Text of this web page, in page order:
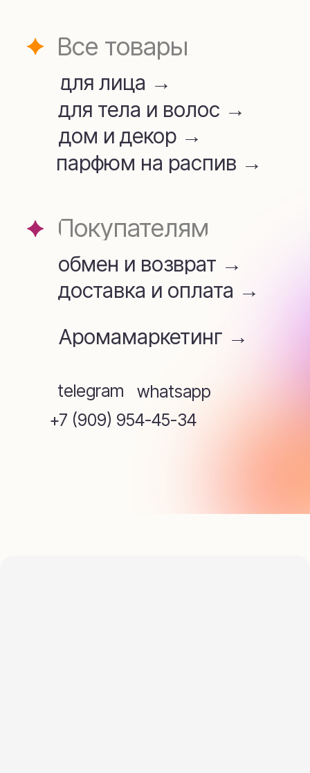
для тела и волос →
дом и декор →
парфюм на распив →
обмен и возврат →
Покупателям
telegram
whatsapp
+7 (909) 954-45-34
Аромамаркетинг →